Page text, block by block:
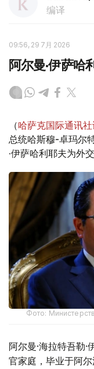
编译
09:56, 29 7月 2026
阿尔曼·伊萨哈
（哈萨克国际通讯
总统哈斯穆-卓玛尔
·伊萨哈利耶夫为外
Фото:
阿尔曼·海拉特吾勒
官家庭，毕业于阿尔